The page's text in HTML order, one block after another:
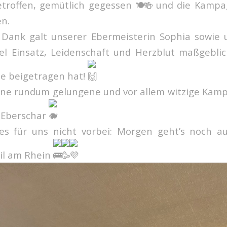
gemütlich gegessen
und die
galt unserer Ebermeisterin Sophia sowie
Einsatz, Leidenschaft und Herzblut
beigetragen hat!
rundum gelungene und vor allem witzige
für uns nicht vorbei: Morgen geht’s noch
am Rhein